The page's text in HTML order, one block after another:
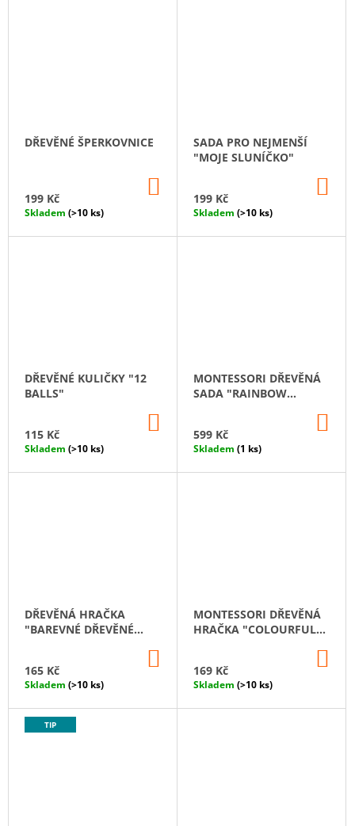
DŘEVĚNÉ ŠPERKOVNICE
199 Kč KOŠÍKU
Skladem (>10 ks)
SADA PRO NEJMENŠÍ
"MOJE SLUNÍČKO"
199 Kč
Skladem (>10 ks)
DŘEVĚNÉ KULIČKY "12
BALLS"
115 Kč KOŠÍKU
Skladem (>10 ks)
MONTESSORI DŘEVĚNÁ
SADA "RAINBOW
599 Kč
Skladem (1 ks)
DŘEVĚNÁ HRAČKA
"BAREVNÉ DŘEVĚNÉ
165 Kč
KOŠÍKU
Skladem (>10 ks)
MONTESSORI DŘEVĚNÁ
HRAČKA "COLOURFUL
169 Kč
Skladem (>10 ks)
TIP